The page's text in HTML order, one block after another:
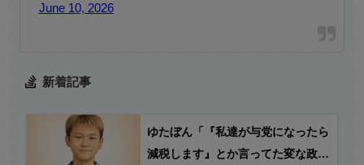
June 10, 2026
新着記事
ゆたぼん「『私達が与党になったら
減税します』とか言ってた変な政党